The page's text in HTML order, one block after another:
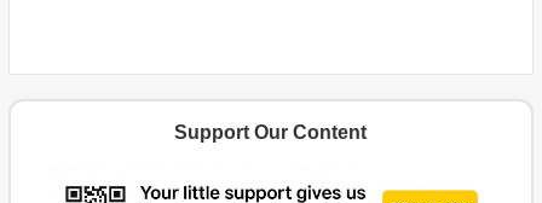
Support Our Content